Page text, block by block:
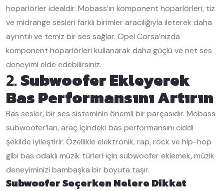
hoparlörler idealdir. Mobass’ın komponent hoparlörleri, tiz
ve midrange sesleri farklı birimler aracılığıyla ileterek daha
ayrıntılı ve temiz bir ses sağlar. Opel Corsa’nızda
komponent hoparlörleri kullanarak daha güçlü ve net ses
deneyimi elde edebilirsiniz.
2.Subwoofer Ekleyerek
Bas Performansını Artırın
Bas sesler, bir ses sisteminin önemli bir parçasıdır. Mobass
subwoofer’ları, araç içindeki bas performansını ciddi
şekilde iyileştirir. Özellikle elektronik, rap, rock ve hip-hop
gibi bas odaklı müzik türleri için subwoofer eklemek, müzik
deneyiminizi bambaşka bir boyuta taşır.
Subwoofer Seçerken Nelere Dikkat